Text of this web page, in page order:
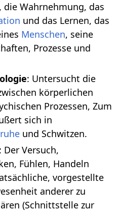
die Wahrnehmung, das
und das Lernen, das
Menschen, seine
Prozesse und
: Untersucht die
körperlichen
Prozessen, Zum
sich in
und Schwitzen.
: Der Versuch,
Fühlen, Handeln
vorgestellte
anderer zu
(Schnittstelle zur